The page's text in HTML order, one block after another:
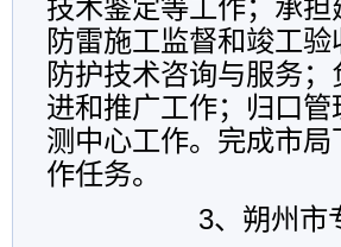
技术鉴定等工作；承
防雷施工监督和竣工
防护技术咨询与服务
进和推广工作；归口
测中心工作。完成市
作任务。
3、朔州市